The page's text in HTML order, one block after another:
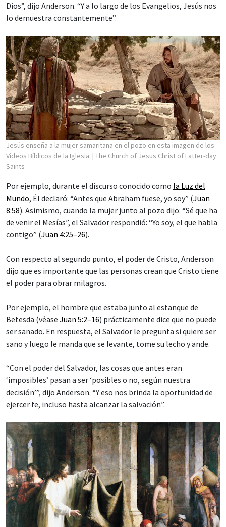
Dios”, dijo Anderson. “Y a lo largo de los Evangelios, Jesús nos
lo demuestra constantemente”.
Jesús enseña a la mujer samaritana en el pozo en esta imagen de los
Vídeos Bíblicos de la Iglesia. | The Church of Jesus Christ of Latter-day
Saints
Por ejemplo, durante el discurso conocido como la Luz del
Mundo, Él declaró: “Antes que Abraham fuese, yo soy” (Juan
8:58). Asimismo, cuando la mujer junto al pozo dijo: “Sé que ha
de venir el Mesías”, el Salvador respondió: “Yo soy, el que habla
contigo” (Juan 4:25–26).
Con respecto al segundo punto, el poder de Cristo, Anderson
dijo que es importante que las personas crean que Cristo tiene
el poder para obrar milagros.
Por ejemplo, el hombre que estaba junto al estanque de
Betesda (véase Juan 5:2–16) prácticamente dice que no puede
ser sanado. En respuesta, el Salvador le pregunta si quiere ser
sano y luego le manda que se levante, tome su lecho y ande.
“Con el poder del Salvador, las cosas que antes eran
‘imposibles’ pasan a ser ‘posibles o no, según nuestra
decisión’”, dijo Anderson. “Y eso nos brinda la oportunidad de
ejercer fe, incluso hasta alcanzar la salvación”.